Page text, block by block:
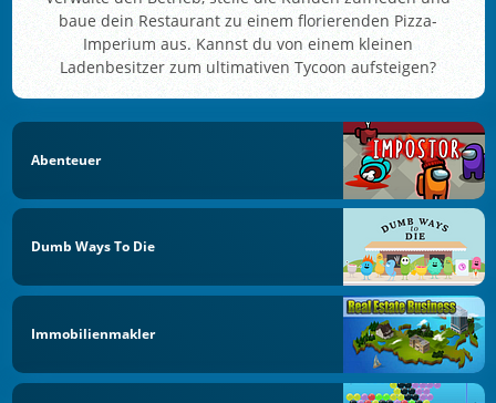
baue dein Restaurant zu einem florierenden Pizza-
Imperium aus. Kannst du von einem kleinen
Ladenbesitzer zum ultimativen Tycoon aufsteigen?
Abenteuer
Dumb Ways To Die
Immobilienmakler